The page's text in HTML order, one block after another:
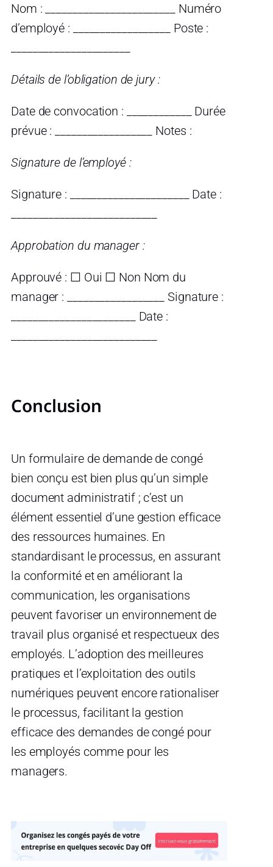
Nom : ________________________ Numéro
d’employé : __________________ Poste :
Détails de l’obligation de jury :
Date de convocation : ____________ Durée
prévue : __________________ Notes :
Signature de l’employé :
Signature : ______________________ Date :
Approbation du manager :
Approuvé : ☐ Oui ☐ Non Nom du
manager : __________________ Signature :
_______________________ Date :
Conclusion
Un formulaire de demande de congé
bien conçu est bien plus qu’un simple
document administratif ; c’est un
élément essentiel d’une gestion efficace
des ressources humaines. En
standardisant le processus, en assurant
la conformité et en améliorant la
communication, les organisations
peuvent favoriser un environnement de
travail plus organisé et respectueux des
employés. L’adoption des meilleures
pratiques et l’exploitation des outils
numériques peuvent encore rationaliser
le processus, facilitant la gestion
efficace des demandes de congé pour
les employés comme pour les
managers.